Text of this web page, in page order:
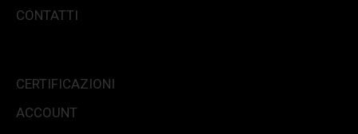
CONTATTI
CERTIFICAZIONI
ACCOUNT